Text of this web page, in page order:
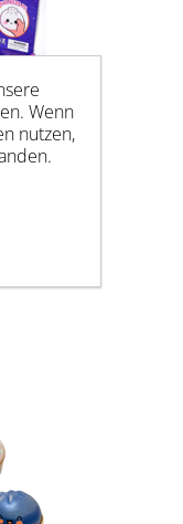
Wenn
nutzen,